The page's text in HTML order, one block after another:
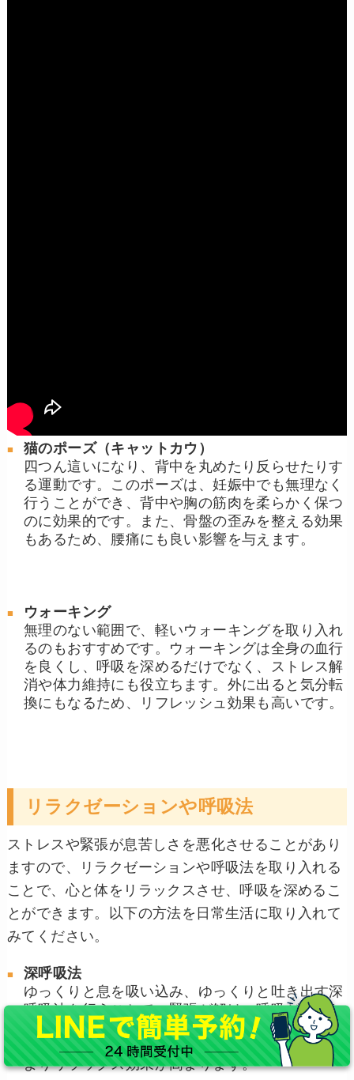
猫のポーズ（キャットカウ）
四つん這いになり、背中を丸めたり反らせたりす
る運動です。このポーズは、妊娠中でも無理なく
行うことができ、背中や胸の筋肉を柔らかく保つ
のに効果的です。また、骨盤の歪みを整える効果
もあるため、腰痛にも良い影響を与えます。
ウォーキング
無理のない範囲で、軽いウォーキングを取り入れ
るのもおすすめです。ウォーキングは全身の血行
を良くし、呼吸を深めるだけでなく、ストレス解
消や体力維持にも役立ちます。外に出ると気分転
換にもなるため、リフレッシュ効果も高いです。
リラクゼーションや呼吸法
ストレスや緊張が息苦しさを悪化させることがあり
ますので、リラクゼーションや呼吸法を取り入れる
ことで、心と体をリラックスさせ、呼吸を深めるこ
とができます。以下の方法を日常生活に取り入れて
みてください。
深呼吸法
ゆっくりと息を吸い込み、ゆっくりと吐き出す深
呼吸法を行うことで、緊張が解け、呼吸が楽にな
ります。息を吸う時に、胸や肩ではなく、お腹を
意識して呼吸する「腹式呼吸」を取り入れると、
よりリラックス効果が高まります。